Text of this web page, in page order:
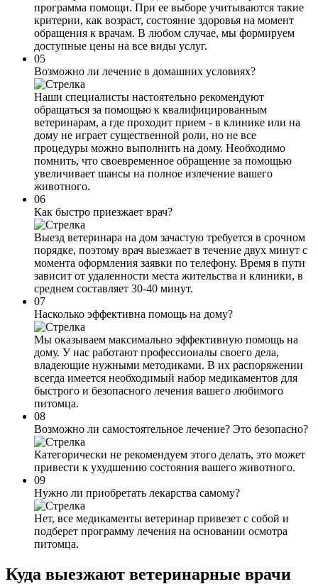
программа помощи. При ее выборе учитываются такие
критерии, как возраст, состояние здоровья на момент
обращения к врачам. В любом случае, мы формируем
доступные цены на все виды услуг.
05
Возможно ли лечение в домашних условиях?
Наши специалисты настоятельно рекомендуют
обращаться за помощью к квалифицированным
ветеринарам, а где проходит прием - в клинике или на
дому не играет существенной роли, но не все
процедуры можно выполнить на дому. Необходимо
помнить, что своевременное обращение за помощью
увеличивает шансы на полное излечение вашего
животного.
06
Как быстро приезжает врач?
Выезд ветеринара на дом зачастую требуется в срочном
порядке, поэтому врач выезжает в течение двух минут с
момента оформления заявки по телефону. Время в пути
зависит от удаленности места жительства и клиники, в
среднем составляет 30-40 минут.
07
Насколько эффективна помощь на дому?
Мы оказываем максимально эффективную помощь на
дому. У нас работают профессионалы своего дела,
владеющие нужными методиками. В их распоряжении
всегда имеется необходимый набор медикаментов для
быстрого и безопасного лечения вашего любимого
питомца.
08
Возможно ли самостоятельное лечение? Это безопасно?
Категорически не рекомендуем этого делать, это может
привести к ухудшению состояния вашего животного.
09
Нужно ли приобретать лекарства самому?
Нет, все медикаменты ветеринар привезет с собой и
подберет программу лечения на основании осмотра
питомца.
Куда выезжают ветеринарные врачи